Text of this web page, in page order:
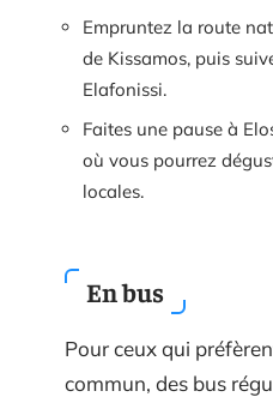
Empruntez la route
de Kissamos, puis
Elafonissi.
Faites une pause à
où vous pourrez
locales.
En bus
Pour ceux qui
commun, des bus